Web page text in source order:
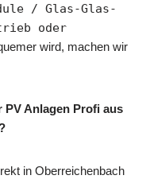
/ Glas-Glas-
oder
wird, machen wir
PV Anlagen Profi aus
in Oberreichenbach